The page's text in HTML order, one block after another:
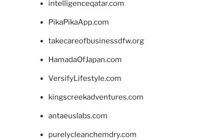
intelligenceqatar.com
PikaPikaApp.com
takecareofbusinessdfw.org
HamadaOfJapan.com
VersifyLifestyle.com
kingscreekadventures.com
antaeuslabs.com
purelycleanchemdry.com